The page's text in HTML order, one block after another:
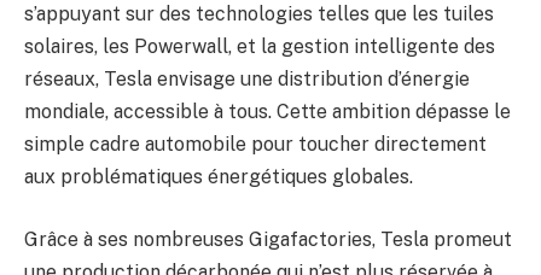
s’appuyant sur des technologies telles que les tuiles
solaires, les Powerwall, et la gestion intelligente des
réseaux, Tesla envisage une distribution d’énergie
mondiale, accessible à tous. Cette ambition dépasse le
simple cadre automobile pour toucher directement
aux problématiques énergétiques globales.
Grâce à ses nombreuses Gigafactories, Tesla promeut